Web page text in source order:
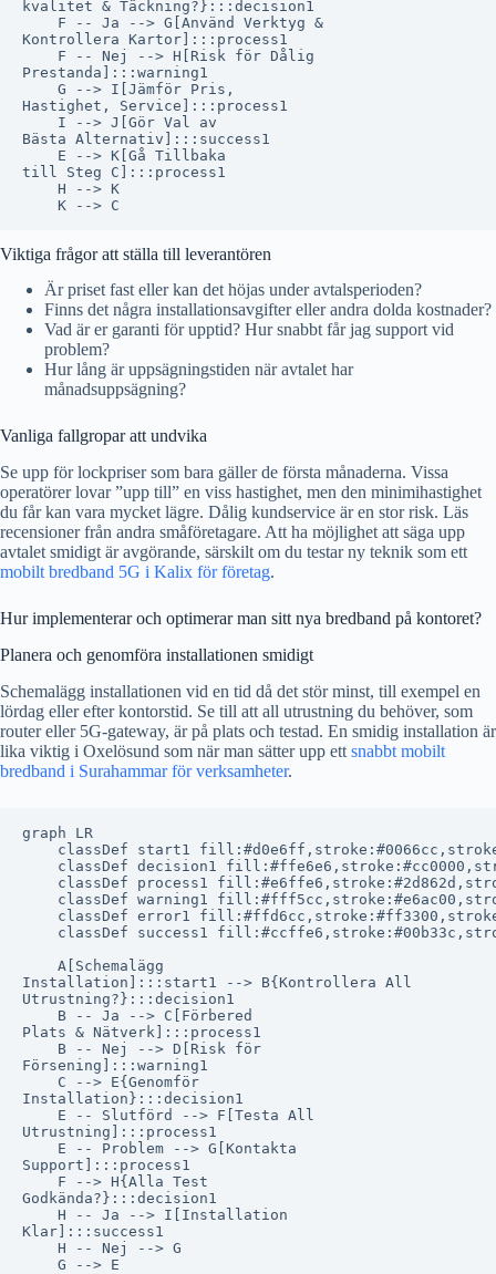
kvalitet & Täckning?}:::decision1
    F -- Ja --> G[Använd Verktyg &
Kontrollera Kartor]:::process1
    F -- Nej --> H[Risk för Dålig
Prestanda]:::warning1
    G --> I[Jämför Pris,
Hastighet, Service]:::process1
    I --> J[Gör Val av
Bästa Alternativ]:::success1
    E --> K[Gå Tillbaka
till Steg C]:::process1
    H --> K
Viktiga frågor att ställa till leverantören
Är priset fast eller kan det höjas under avtalsperioden?
Finns det några installationsavgifter eller andra dolda kostnader?
Vad är er garanti för upptid? Hur snabbt får jag support vid
problem?
Hur lång är uppsägningstiden när avtalet har
månadsuppsägning?
Vanliga fallgropar att undvika
Se upp för lockpriser som bara gäller de första månaderna. Vissa
operatörer lovar ”upp till” en viss hastighet, men den minimihastighet
du får kan vara mycket lägre. Dålig kundservice är en stor risk. Läs
recensioner från andra småföretagare. Att ha möjlighet att säga upp
avtalet smidigt är avgörande, särskilt om du testar ny teknik som ett
mobilt bredband 5G i Kalix för företag.
Hur implementerar och optimerar man sitt nya bredband på kontoret?
Planera och genomföra installationen smidigt
Schemalägg installationen vid en tid då det stör minst, till exempel en
lördag eller efter kontorstid. Se till att all utrustning du behöver, som
router eller 5G-gateway, är på plats och testad. En smidig installation är
lika viktig i Oxelösund som när man sätter upp ett snabbt mobilt
bredband i Surahammar för verksamheter.
graph LR
classDef start1
classDef decision1
classDef process1
classDef warning1
classDef error1
classDef success1
    A[Schemalägg
Installation]:::start1 --> B{Kontrollera All
Utrustning?}:::decision1
    B -- Ja --> C[Förbered
Plats & Nätverk]:::process1
    B -- Nej --> D[Risk för
Försening]:::warning1
    C --> E{Genomför
Installation}:::decision1
    E -- Slutförd --> F[Testa All
Utrustning]:::process1
    E -- Problem --> G[Kontakta
Support]:::process1
    F --> H{Alla Test
Godkända?}:::decision1
    H -- Ja --> I[Installation
Klar]:::success1
    H -- Nej --> G
    G --> E